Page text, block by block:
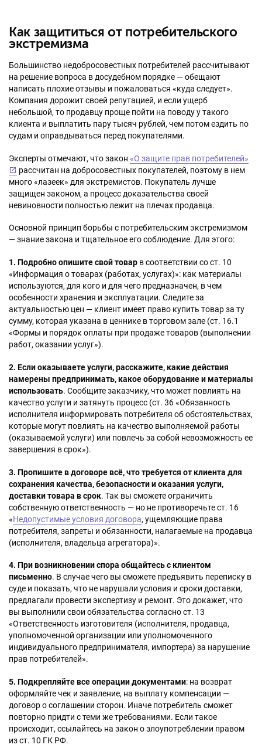
Как защититься от потребительского
экстремизма
Большинство недобросовестных потребителей рассчитывают
на решение вопроса в досудебном порядке — обещают
написать плохие отзывы и пожаловаться «куда следует».
Компания дорожит своей репутацией, и если ущерб
небольшой, то продавцу проще пойти на поводу у такого
клиента и выплатить пару тысяч рублей, чем потом ездить по
судам и оправдываться перед покупателями.
Эксперты отмечают, что закон «О защите прав потребителей»
рассчитан на добросовестных покупателей, поэтому в нем
много «лазеек» для экстремистов. Покупатель лучше
защищен законом, а процесс доказательства своей
невиновности полностью лежит на плечах продавца.
Основной принцип борьбы с потребительским экстремизмом
— знание закона и тщательное его соблюдение. Для этого:
1. Подробно опишите свой товар в соответствии со ст. 10
«Информация о товарах (работах, услугах)»: как материалы
используются, для кого и для чего предназначен, в чем
особенности хранения и эксплуатации. Следите за
актуальностью цен — клиент имеет право купить товар за ту
сумму, которая указана в ценнике в торговом зале (ст. 16.1
«Формы и порядок оплаты при продаже товаров (выполнении
работ, оказании услуг»).
2. Если оказываете услуги, расскажите, какие действия
намерены предпринимать, какое оборудование и материалы
использовать. Сообщите заказчику, что может повлиять на
качество услуги и затянуть процесс (ст. 36 «Обязанность
исполнителя информировать потребителя об обстоятельствах,
которые могут повлиять на качество выполняемой работы
(оказываемой услуги) или повлечь за собой невозможность ее
завершения в срок»).
3. Пропишите в договоре всё, что требуется от клиента для
сохранения качества, безопасности и оказания услуги,
доставки товара в срок. Так вы сможете ограничить
собственную ответственность — но не противоречьте ст. 16
«Недопустимые условия договора, ущемляющие права
потребителя, запреты и обязанности, налагаемые на продавца
(исполнителя, владельца агрегатора)».
4. При возникновении спора общайтесь с клиентом
письменно. В случае чего вы сможете предъявить переписку в
суде и показать, что не нарушали условия и сроки доставки,
предлагали провести экспертизу и ремонт. Это докажет, что
вы выполнили свои обязательства согласно ст. 13
«Ответственность изготовителя (исполнителя, продавца,
уполномоченной организации или уполномоченного
индивидуального предпринимателя, импортера) за нарушение
прав потребителей».
5. Подкрепляйте все операции документами: на возврат
оформляйте чек и заявление, на выплату компенсации —
договор о соглашении сторон. Иначе потребитель сможет
повторно придти с теми же требованиями. Если такое
происходит, ссылайтесь на закон о злоупотреблении правом
из ст. 10 ГК РФ.